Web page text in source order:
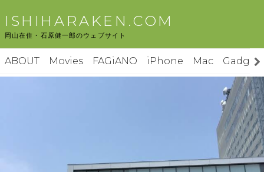
テ
ISHIHARAKEN.COM
岡山在住・石原健一郎のウェブサイト
ABOUT Movies FAGiANO iPhone Mac Gadgets